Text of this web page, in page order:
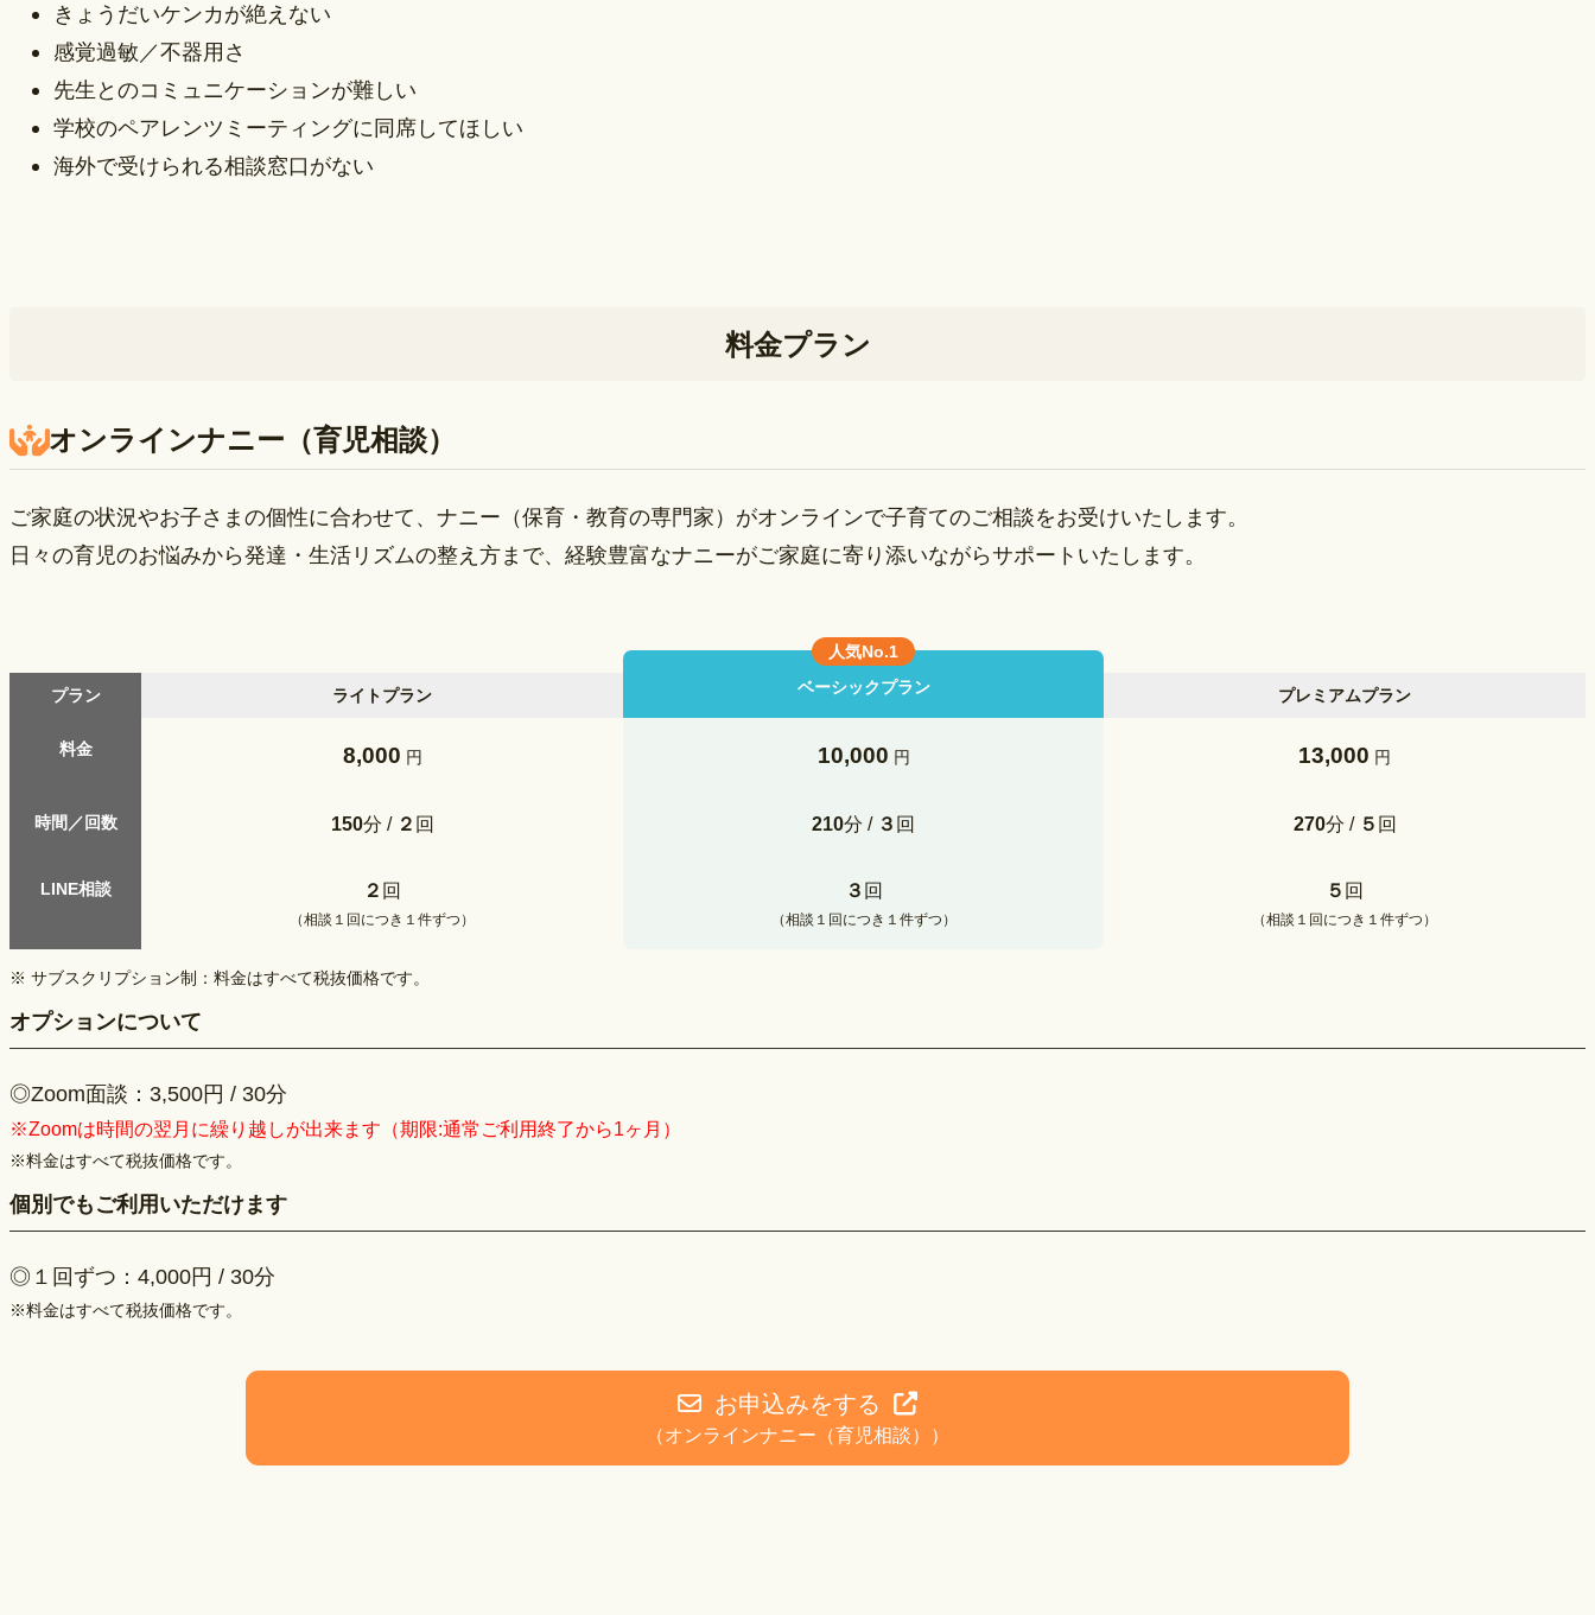
きょうだいケンカが絶えない
感覚過敏／不器用さ
先生とのコミュニケーションが難しい
学校のペアレンツミーティングに同席してほしい
海外で受けられる相談窓口がない
料金プラン
オンラインナニー（育児相談）
ご家庭の状況やお子さまの個性に合わせて、ナニー（保育・教育の専門家）がオンラインで子育てのご相談をお受けいたします。
日々の育児のお悩みから発達・生活リズムの整え方まで、経験豊富なナニーがご家庭に寄り添いながらサポートいたします。
プラン ライトプラン
人気No.1
ベーシックプラン
プレミアムプラン
料金 8,000 円 10,000 円 13,000 円
時間／回数 150分 / ２ 回 210分 / ３ 回 270分 / ５ 回
LINE相談 ２ 回
（相談１回につき１件ずつ）
３ 回
（相談１回につき１件ずつ）
５ 回
（相談１回につき１件ずつ）
※ サブスクリプション制：料金はすべて税抜価格です。
オプションについて
◎Zoom面談：3,500円 / 30分
※Zoomは時間の翌月に繰り越しが出来ます（期限:通常ご利用終了から1ヶ月）
※料金はすべて税抜価格です。
個別でもご利用いただけます
◎１回ずつ：4,000円 / 30分
※料金はすべて税抜価格です。
お申込みをする
（オンラインナニー（育児相談））